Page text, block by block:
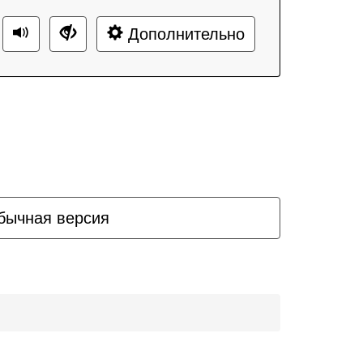
Дополнительно
версия